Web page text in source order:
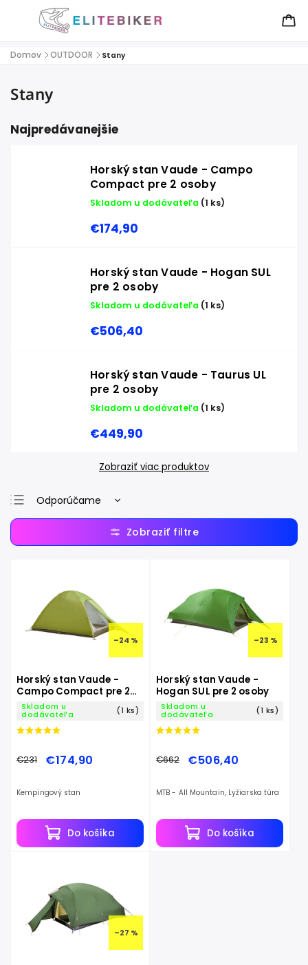
Domov / OUTDOOR / Stany
Stany
Najpredávanejšie
Horský stan Vaude - Campo
Compact pre 2 osoby
Skladom u dodávateľa (1 ks)
€174,90
Horský stan Vaude - Hogan SUL
pre 2 osoby
Skladom u dodávateľa (1 ks)
€506,40
Horský stan Vaude - Taurus UL
pre 2 osoby
Skladom u dodávateľa (1 ks)
€449,90
Zobraziť viac produktov
Odporúčame
Najlacnejšie
Najdrahšie
Abecedne
–24 %
Horský stan Vaude -
Campo Compact pre 2
osoby
Skladom u
dodávateľa
(1 ks)
€231 €174,90
Do košíka
Kempingový stan
–23 %
Horský stan Vaude -
Hogan SUL pre 2 osoby
Skladom u
dodávateľa
(1 ks)
€662 €506,40
Do košíka
MTB - All Mountain, Lyžiarska túra
–27 %